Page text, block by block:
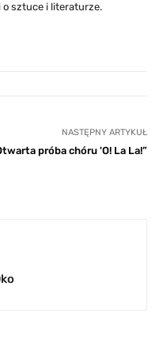
sztuce i literaturze.
NASTĘPNY ARTYKUŁ
próba chóru 'O! La La!”